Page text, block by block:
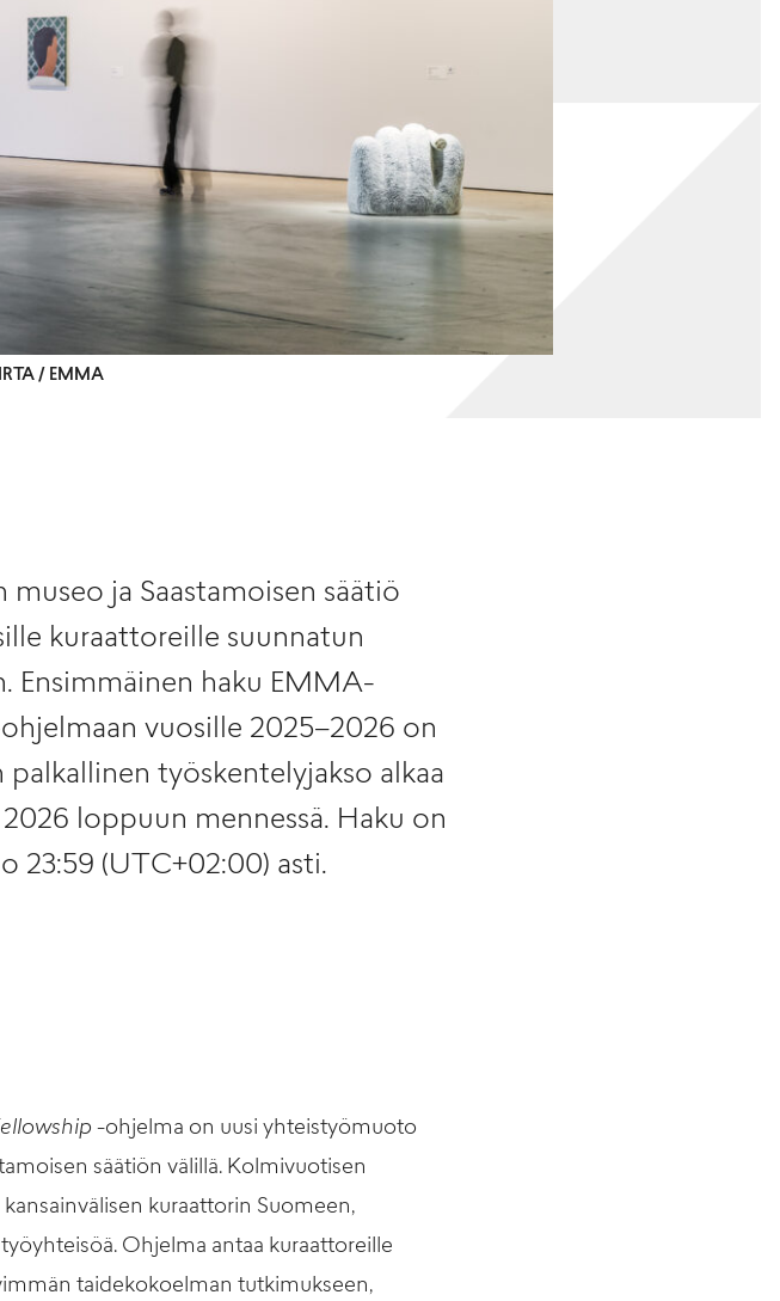
/ EMMA
ja Saastamoisen säätiö
kuraattoreille suunnatun
Ensimmäinen haku EMMA-
vuosille 2025–2026 on
työskentelyjakso alkaa
loppuun mennessä. Haku on
23:59 (UTC+02:00) asti.
-ohjelma on uusi yhteistyömuoto
säätiön välillä. Kolmivuotisen
kuraattorin Suomeen,
Ohjelma antaa kuraattoreille
taidekokoelman tutkimukseen,